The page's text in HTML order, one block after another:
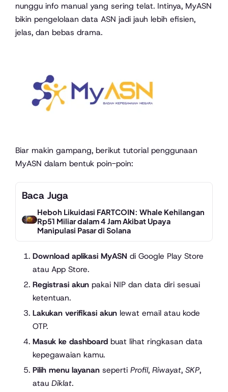
nunggu info manual yang sering telat. Intinya, MyASN
bikin pengelolaan data ASN jadi jauh lebih efisien,
jelas, dan bebas drama.
Biar makin gampang, berikut tutorial penggunaan
MyASN dalam bentuk poin-poin:
Baca Juga
Heboh Likuidasi FARTCOIN: Whale Kehilangan
Rp51 Miliar dalam 4 Jam Akibat Upaya
Manipulasi Pasar di Solana
Download aplikasi MyASN di Google Play Store
atau App Store.
Registrasi akunpakai NIP dan data diri sesuai
ketentuan.
Lakukan verifikasi akunlewat email atau kode
OTP.
Masuk ke dashboardbuat lihat ringkasan data
kepegawaian kamu.
Pilih menu layananseperti Profil, Riwayat, SKP,
atau Diklat.